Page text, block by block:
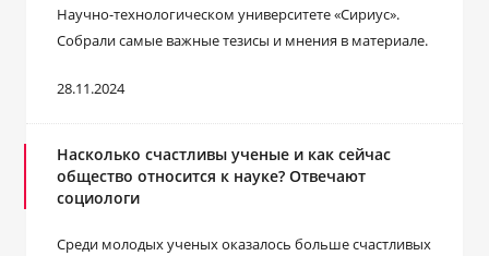
Научно-технологическом университете «Сириус».
Собрали самые важные тезисы и мнения в материале.
28.11.2024
Насколько счастливы ученые и как сейчас
общество относится к науке? Отвечают
социологи
Среди молодых ученых оказалось больше счастливых